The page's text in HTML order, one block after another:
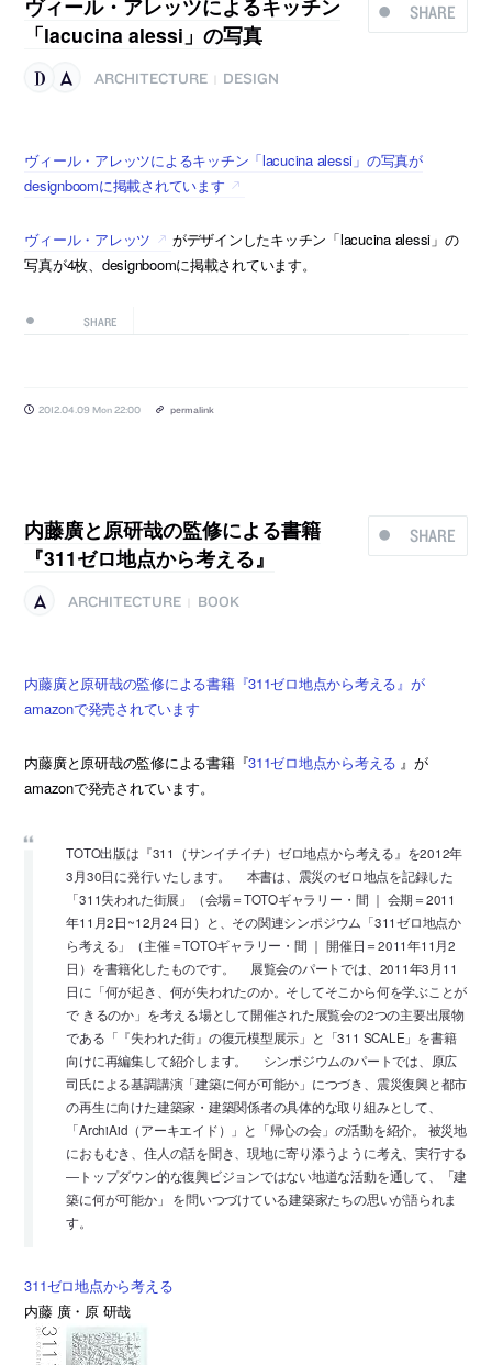
SHARE
ヴィール・アレッツによるキッチン
「lacucina alessi」の写真
ARCHITECTURE DESIGN
ヴィール・アレッツによるキッチン「lacucina alessi」の写真が
designboomに掲載されています
ヴィール・アレッツ
がデザインしたキッチン「lacucina alessi」の
写真が4枚、designboomに掲載されています。
SHARE
2012.04.09 Mon 22:00 permalink
SHARE
内藤廣と原研哉の監修による書籍
『311ゼロ地点から考える』
ARCHITECTURE BOOK
内藤廣と原研哉の監修による書籍『311ゼロ地点から考える』が
amazonで発売されています
内藤廣と原研哉の監修による書籍『311ゼロ地点から考える 』が
amazonで発売されています。
TOTO出版は『311（サンイチイチ）ゼロ地点から考える』を2012年
3月30日に発行いたします。 本書は、震災のゼロ地点を記録した
「311失われた街展」（会場＝TOTOギャラリー・間 ｜ 会期＝2011
年11月2日~12月24 日）と、その関連シンポジウム「311ゼロ地点か
ら考える」（主催＝TOTOギャラリー・間 ｜ 開催日＝2011年11月2
日）を書籍化したものです。 展覧会のパートでは、2011年3月11
日に「何が起き、何が失われたのか。そしてそこから何を学ぶことが
で きるのか」を考える場として開催された展覧会の2つの主要出展物
である「『失われた街』の復元模型展示」と「311 SCALE」を書籍
向けに再編集して紹介します。 シンポジウムのパートでは、原広
司氏による基調講演「建築に何が可能か」につづき、震災復興と都市
の再生に向けた建築家・建築関係者の具体的な取り組みとして、
「ArchiAid（アーキエイド）」と「帰心の会」の活動を紹介。 被災地
におもむき、住人の話を聞き、現地に寄り添うように考え、実行する
―トップダウン的な復興ビジョンではない地道な活動を通して、「建
築に何が可能か」 を問いつづけている建築家たちの思いが語られま
す。
311ゼロ地点から考える
内藤 廣・原 研哉